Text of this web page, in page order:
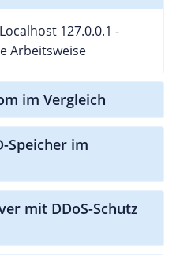
127.0.0.1 -
Arbeitsweise
im Vergleich
Speicher im
mit DDoS-Schutz